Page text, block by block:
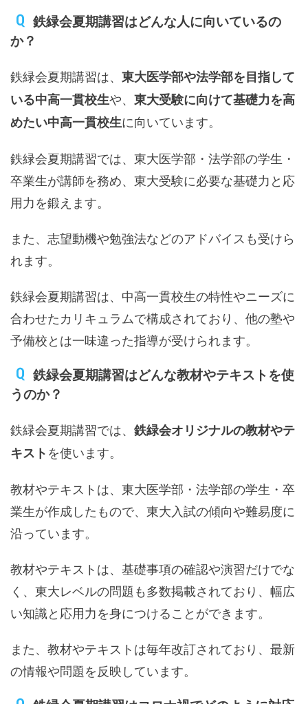
鉄緑会夏期講習はどんな人に向いているの
か？
鉄緑会夏期講習は、 東大医学部や法学部を目指して
いる中高一貫校生や、 東大受験に向けて基礎力を高
めたい中高一貫校生に向いています。
鉄緑会夏期講習では、東大医学部・法学部の学生・
卒業生が講師を務め、東大受験に必要な基礎力と応
用力を鍛えます。
また、志望動機や勉強法などのアドバイスも受けら
れます。
鉄緑会夏期講習は、中高一貫校生の特性やニーズに
合わせたカリキュラムで構成されており、他の塾や
予備校とは一味違った指導が受けられます。
鉄緑会夏期講習はどんな教材やテキストを使
うのか？
鉄緑会夏期講習では、 鉄緑会オリジナルの教材やテ
キストを使います。
教材やテキストは、東大医学部・法学部の学生・卒
業生が作成したもので、東大入試の傾向や難易度に
沿っています。
教材やテキストは、基礎事項の確認や演習だけでな
く、東大レベルの問題も多数掲載されており、幅広
い知識と応用力を身につけることができます。
また、教材やテキストは毎年改訂されており、最新
の情報や問題を反映しています。